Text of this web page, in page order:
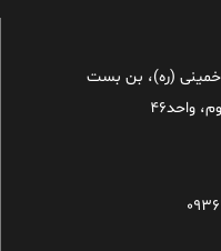
خمینی (ره)، بن بست
واحد46